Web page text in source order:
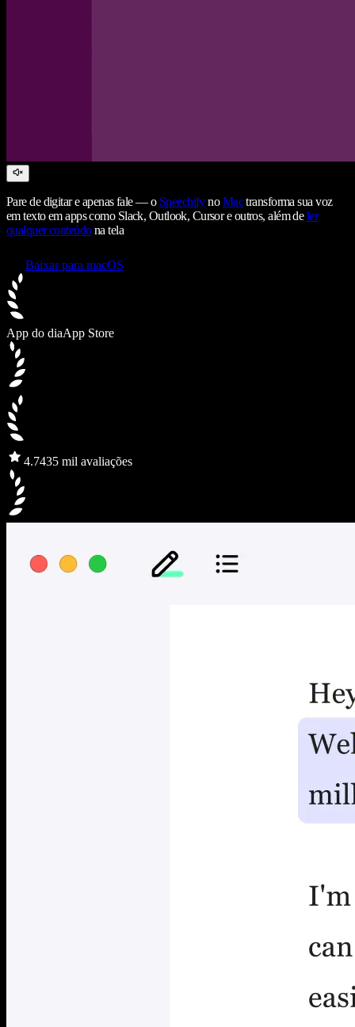
Pare de digitar e apenas fale — o SpeechifynoMactransforma sua voz
em texto em apps como Slack, Outlook, Cursor e outros, além deler
qualquer conteúdona tela
Baixar para macOS
App do diaApp Store
4.7435 mil avaliações